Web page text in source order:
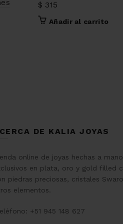
$ 315
Añadir al carrito
DE KALIA JOYAS
online de joyas hechas a
en plata, oro y gold filled
piedras preciosas, cristales
elementos.
+51 945 148 627